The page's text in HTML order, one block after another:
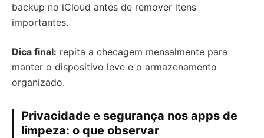
backup no iCloud antes de remover itens
importantes.
Dica final: repita a checagem mensalmente para
manter o dispositivo leve e o armazenamento
organizado.
Privacidade e segurança nos apps de
limpeza: o que observar